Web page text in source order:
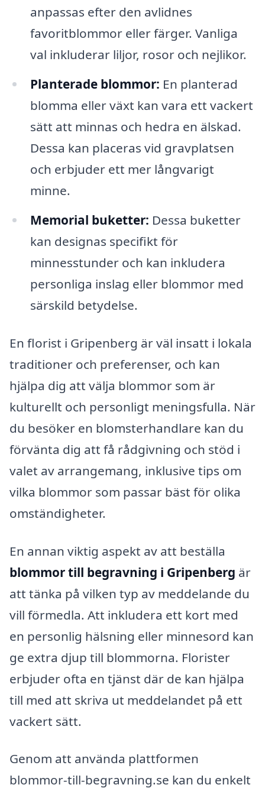
anpassas efter den avlidnes
favoritblommor eller färger. Vanliga
val inkluderar liljor, rosor och nejlikor.
Planterade blommor: En planterad
blomma eller växt kan vara ett vackert
sätt att minnas och hedra en älskad.
Dessa kan placeras vid gravplatsen
och erbjuder ett mer långvarigt
minne.
Memorial buketter: Dessa buketter
kan designas specifikt för
minnesstunder och kan inkludera
personliga inslag eller blommor med
särskild betydelse.
En florist i Gripenberg är väl insatt i lokala
traditioner och preferenser, och kan
hjälpa dig att välja blommor som är
kulturellt och personligt meningsfulla. När
du besöker en blomsterhandlare kan du
förvänta dig att få rådgivning och stöd i
valet av arrangemang, inklusive tips om
vilka blommor som passar bäst för olika
omständigheter.
En annan viktig aspekt av att beställa
blommor till begravning i Gripenberg är
att tänka på vilken typ av meddelande du
vill förmedla. Att inkludera ett kort med
en personlig hälsning eller minnesord kan
ge extra djup till blommorna. Florister
erbjuder ofta en tjänst där de kan hjälpa
till med att skriva ut meddelandet på ett
vackert sätt.
Genom att använda plattformen
blommor-till-begravning.se kan du enkelt